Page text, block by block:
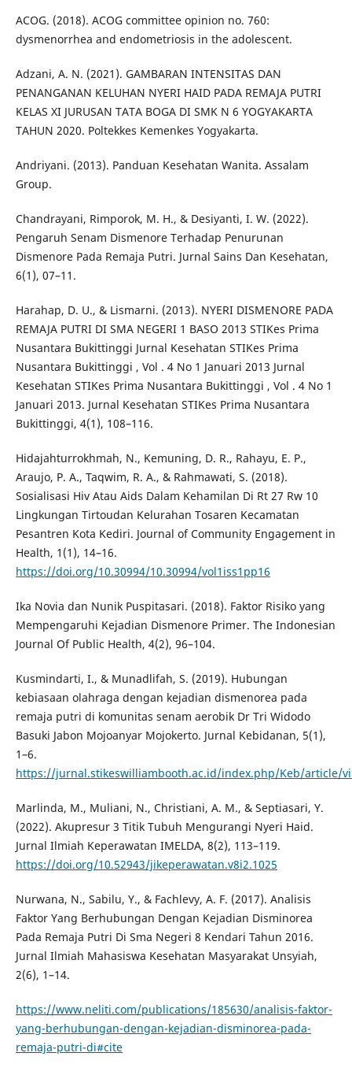
ACOG. (2018). ACOG committee opinion no. 760:
dysmenorrhea and endometriosis in the adolescent.
Adzani, A. N. (2021). GAMBARAN INTENSITAS DAN
PENANGANAN KELUHAN NYERI HAID PADA REMAJA PUTRI
KELAS XI JURUSAN TATA BOGA DI SMK N 6 YOGYAKARTA
TAHUN 2020. Poltekkes Kemenkes Yogyakarta.
Andriyani. (2013). Panduan Kesehatan Wanita. Assalam
Group.
Chandrayani, Rimporok, M. H., & Desiyanti, I. W. (2022).
Pengaruh Senam Dismenore Terhadap Penurunan
Dismenore Pada Remaja Putri. Jurnal Sains Dan Kesehatan,
6(1), 07–11.
Harahap, D. U., & Lismarni. (2013). NYERI DISMENORE PADA
REMAJA PUTRI DI SMA NEGERI 1 BASO 2013 STIKes Prima
Nusantara Bukittinggi Jurnal Kesehatan STIKes Prima
Nusantara Bukittinggi , Vol . 4 No 1 Januari 2013 Jurnal
Kesehatan STIKes Prima Nusantara Bukittinggi , Vol . 4 No 1
Januari 2013. Jurnal Kesehatan STIKes Prima Nusantara
Bukittinggi, 4(1), 108–116.
Hidajahturrokhmah, N., Kemuning, D. R., Rahayu, E. P.,
Araujo, P. A., Taqwim, R. A., & Rahmawati, S. (2018).
Sosialisasi Hiv Atau Aids Dalam Kehamilan Di Rt 27 Rw 10
Lingkungan Tirtoudan Kelurahan Tosaren Kecamatan
Pesantren Kota Kediri. Journal of Community Engagement in
Health, 1(1), 14–16.
https://doi.org/10.30994/10.30994/vol1iss1pp16
Ika Novia dan Nunik Puspitasari. (2018). Faktor Risiko yang
Mempengaruhi Kejadian Dismenore Primer. The Indonesian
Journal Of Public Health, 4(2), 96–104.
Kusmindarti, I., & Munadlifah, S. (2019). Hubungan
kebiasaan olahraga dengan kejadian dismenorea pada
remaja putri di komunitas senam aerobik Dr Tri Widodo
Basuki Jabon Mojoanyar Mojokerto. Jurnal Kebidanan, 5(1),
1–6.
https://jurnal.stikeswilliambooth.ac.id/index.php/Keb/article/
Marlinda, M., Muliani, N., Christiani, A. M., & Septiasari, Y.
(2022). Akupresur 3 Titik Tubuh Mengurangi Nyeri Haid.
Jurnal Ilmiah Keperawatan IMELDA, 8(2), 113–119.
https://doi.org/10.52943/jikeperawatan.v8i2.1025
Nurwana, N., Sabilu, Y., & Fachlevy, A. F. (2017). Analisis
Faktor Yang Berhubungan Dengan Kejadian Disminorea
Pada Remaja Putri Di Sma Negeri 8 Kendari Tahun 2016.
Jurnal Ilmiah Mahasiswa Kesehatan Masyarakat Unsyiah,
2(6), 1–14.
https://www.neliti.com/publications/185630/analisis-faktor-
yang-berhubungan-dengan-kejadian-disminorea-pada-
remaja-putri-di#cite